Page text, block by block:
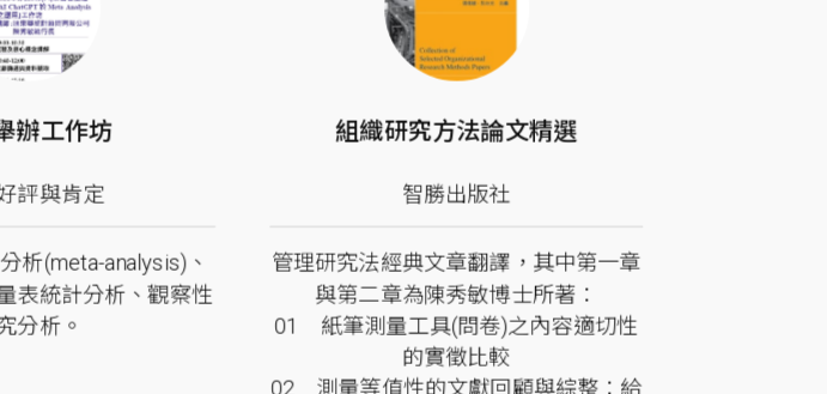
辦工作坊
評與肯定
析(meta-analysis)、
表統計分析、觀察性
分析。
組織研究方法論文精選
智勝出版社
管理研究法經典文章翻譯，其中第一章
與第二章為陳秀敏博士所著：
01 紙筆測量工具(問卷)之內容適切性
的實徵比較
02 測量等值性的文獻回顧與綜整：給